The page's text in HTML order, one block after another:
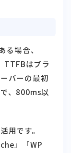
る場合、
バーの最初
、800ms以
用です。
などのキャ
動的なPHP